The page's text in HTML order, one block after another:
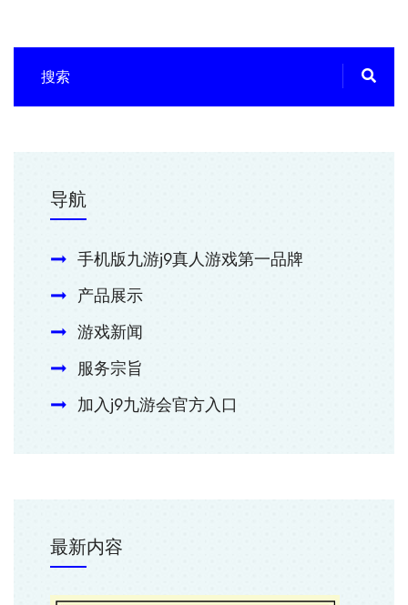
导航
手机版九游j9真人游戏第一品牌
产品展示
游戏新闻
服务宗旨
加入j9九游会官方入口
最新内容